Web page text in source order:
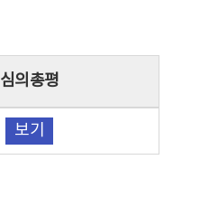
심의총평
보기